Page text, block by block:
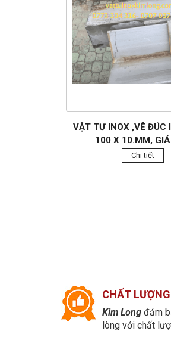
VẬT TƯ INOX ,VÊ ĐÚC
100 X 10.MM,
Chi tiết
CHẤT
Kim Long đảm
lòng với chất